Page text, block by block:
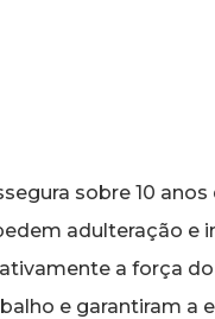
sobre 10
adulteração e
a força
e garantiram a